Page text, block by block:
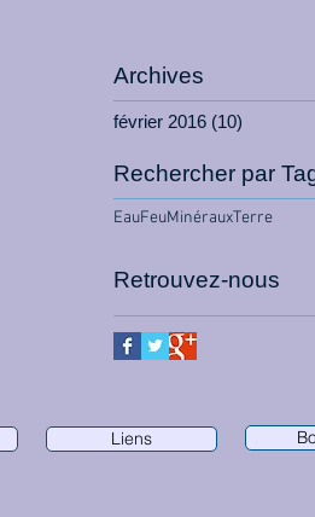
Archives
février 2016 (10)
Rechercher par
EauFeuMinérauxTerre
Retrouvez-nous
Liens